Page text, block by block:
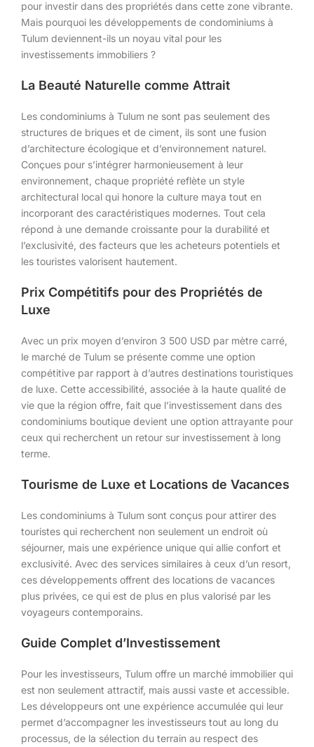
pour investir dans des propriétés dans cette zone vibrante.
Mais pourquoi les développements de condominiums à
Tulum deviennent-ils un noyau vital pour les
investissements immobiliers ?
La Beauté Naturelle comme Attrait
Les condominiums à Tulum ne sont pas seulement des
structures de briques et de ciment, ils sont une fusion
d’architecture écologique et d’environnement naturel.
Conçues pour s’intégrer harmonieusement à leur
environnement, chaque propriété reflète un style
architectural local qui honore la culture maya tout en
incorporant des caractéristiques modernes. Tout cela
répond à une demande croissante pour la durabilité et
l’exclusivité, des facteurs que les acheteurs potentiels et
les touristes valorisent hautement.
Prix Compétitifs pour des Propriétés de
Luxe
Avec un prix moyen d’environ 3 500 USD par mètre carré,
le marché de Tulum se présente comme une option
compétitive par rapport à d’autres destinations touristiques
de luxe. Cette accessibilité, associée à la haute qualité de
vie que la région offre, fait que l’investissement dans des
condominiums boutique devient une option attrayante pour
ceux qui recherchent un retour sur investissement à long
terme.
Tourisme de Luxe et Locations de Vacances
Les condominiums à Tulum sont conçus pour attirer des
touristes qui recherchent non seulement un endroit où
séjourner, mais une expérience unique qui allie confort et
exclusivité. Avec des services similaires à ceux d’un resort,
ces développements offrent des locations de vacances
plus privées, ce qui est de plus en plus valorisé par les
voyageurs contemporains.
Guide Complet d’Investissement
Pour les investisseurs, Tulum offre un marché immobilier qui
est non seulement attractif, mais aussi vaste et accessible.
Les développeurs ont une expérience accumulée qui leur
permet d’accompagner les investisseurs tout au long du
processus, de la sélection du terrain au respect des